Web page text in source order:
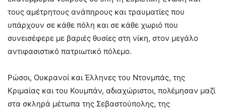
τους αμέτρητους ανάπηρους και τραυματίες που
υπάρχουν σε κάθε πόλη και σε κάθε χωριό που
συνεισέφερε με βαριές θυσίες στη νίκη, στον μεγάλο
αντιφασιστικό πατριωτικό πόλεμο.
Ρώσοι, Ουκρανοί και Έλληνες του Ντονμπάς, της
Κριμαίας και του Κουμπάν, αδιαχώριστοι, πολέμησαν μαζί
στα σκληρά μέτωπα της Σεβαστούπολης, της